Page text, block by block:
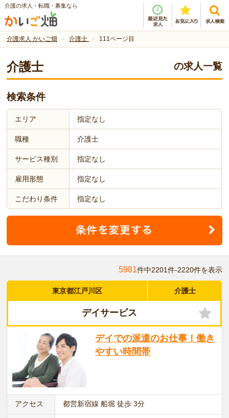
介護の求人・転職・募集なら
介護求人 かいご畑 介護士 111ページ目
介護士 の求人一覧
検索条件
エリア 指定なし
職種 介護士
サービス種別 指定なし
雇用形態 指定なし
こだわり条件 指定なし
5981件中2201件-2220件を表示
東京都江戸川区 介護士
デイサービス
デイでの派遣のお仕事！働き
やすい時間帯
アクセス 都営新宿線 船堀 徒歩 3分